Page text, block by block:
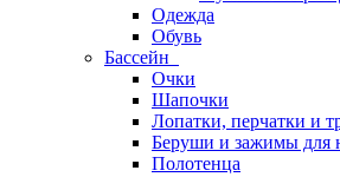
Одежда
Обувь
Бассейн
Очки
Шапочки
Лопатки, перчатки и
Беруши и зажимы для
Полотенца